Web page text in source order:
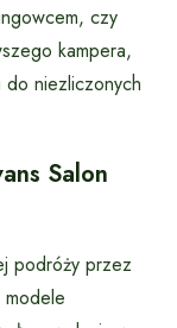
czy
kampera,
niezliczonych
Salon
podróży przez